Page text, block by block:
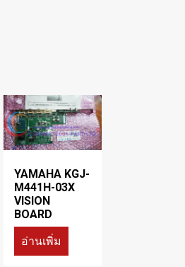
YAMAHA KGJ-
M441H-03X
VISION
BOARD
อ่านเพิ่ม